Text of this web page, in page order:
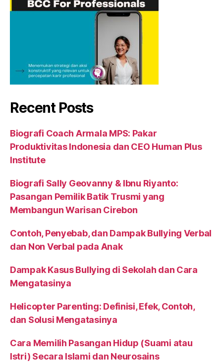
Recent Posts
Biografi Coach Armala MPS: Pakar
Produktivitas Indonesia dan CEO Human Plus
Institute
Biografi Sally Geovanny & Ibnu Riyanto:
Pasangan Pemilik Batik Trusmi yang
Membangun Warisan Cirebon
Contoh, Penyebab, dan Dampak Bullying Verbal
dan Non Verbal pada Anak
Dampak Kasus Bullying di Sekolah dan Cara
Mengatasinya
Helicopter Parenting: Definisi, Efek, Contoh,
dan Solusi Mengatasinya
Cara Memilih Pasangan Hidup (Suami atau
Istri) Secara Islami dan Neurosains